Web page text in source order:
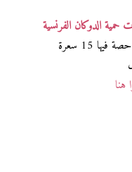
حمية الدوكان الفرنسية
15 سعرة
هنا